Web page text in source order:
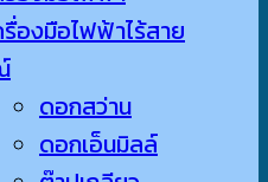
รื่องมือไฟฟ้าไร้สาย
ดอกสว่าน
ดอกเอ็นมิลล์